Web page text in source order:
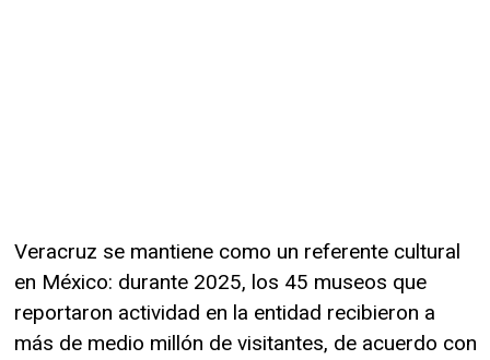
Veracruz se mantiene como un referente cultural
en México: durante 2025, los 45 museos que
reportaron actividad en la entidad recibieron a
más de medio millón de visitantes, de acuerdo con